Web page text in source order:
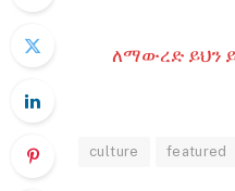
ለማውረድ ይህን
culture featured